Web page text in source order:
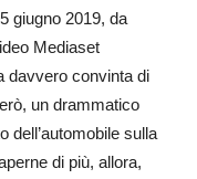
giugno 2019, da
Mediaset
davvero convinta di
un drammatico
dell’automobile sulla
di più, allora,